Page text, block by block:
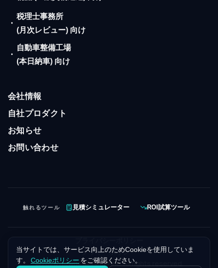
・
税理士事務所
(月次レビュー) 向け
・
自動車整備工場
(本日納車) 向け
会社情報
自社プロダクト
お知らせ
お問い合わせ
触れるツール 見積シミュレーター ROI試算ツール
クッキーポリシー
©2026NewBeginnings Inc. All rights reserved.
当サイトでは、サービス向上のためCookieを使用していま
す。
Cookieポリシー をご確認ください。